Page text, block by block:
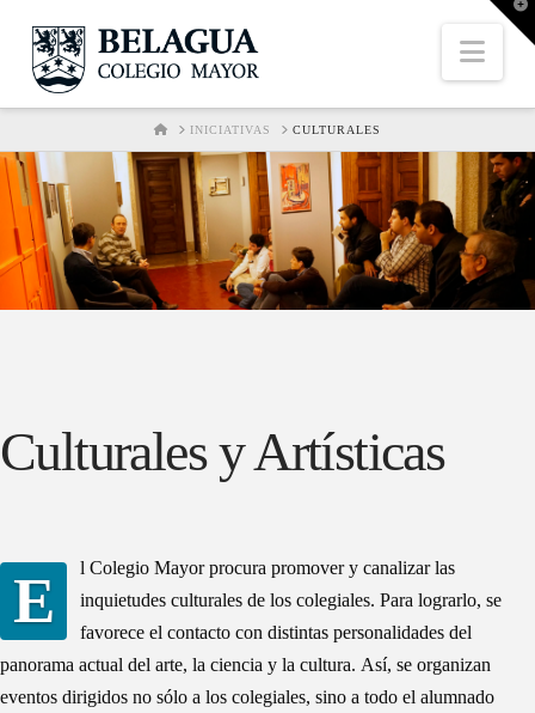
HOMEINICIATIVAS CULTURALES
Culturales y Artísticas
E
l Colegio Mayor procura promover y canalizar las
inquietudes culturales de los colegiales. Para lograrlo, se
favorece el contacto con distintas personalidades del
panorama actual del arte, la ciencia y la cultura. Así, se organizan
eventos dirigidos no sólo a los colegiales, sino a todo el alumnado